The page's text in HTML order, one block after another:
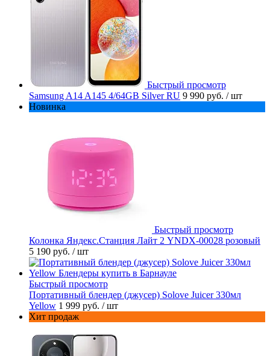
Быстрый просмотр
Samsung A14 A145 4/64GB Silver RU 9 990 руб. / шт
Новинка
Быстрый просмотр
Колонка Яндекс.Станция Лайт 2 YNDX-00028 розовый
5 190 руб. / шт
Быстрый просмотр
Портативный блендер (джусер) Solove Juicer 330мл
Yellow 1 999 руб. / шт
Хит продаж